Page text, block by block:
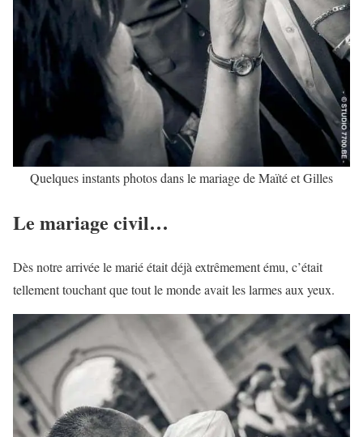
Quelques instants photos dans le mariage de Maïté et Gilles
Le mariage civil…
Dès notre arrivée le marié était déjà extrêmement ému, c’était
tellement touchant que tout le monde avait les larmes aux yeux.